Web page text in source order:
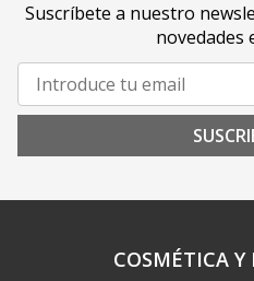
Suscríbete a nuestro
novedades
COSMÉTICA Y